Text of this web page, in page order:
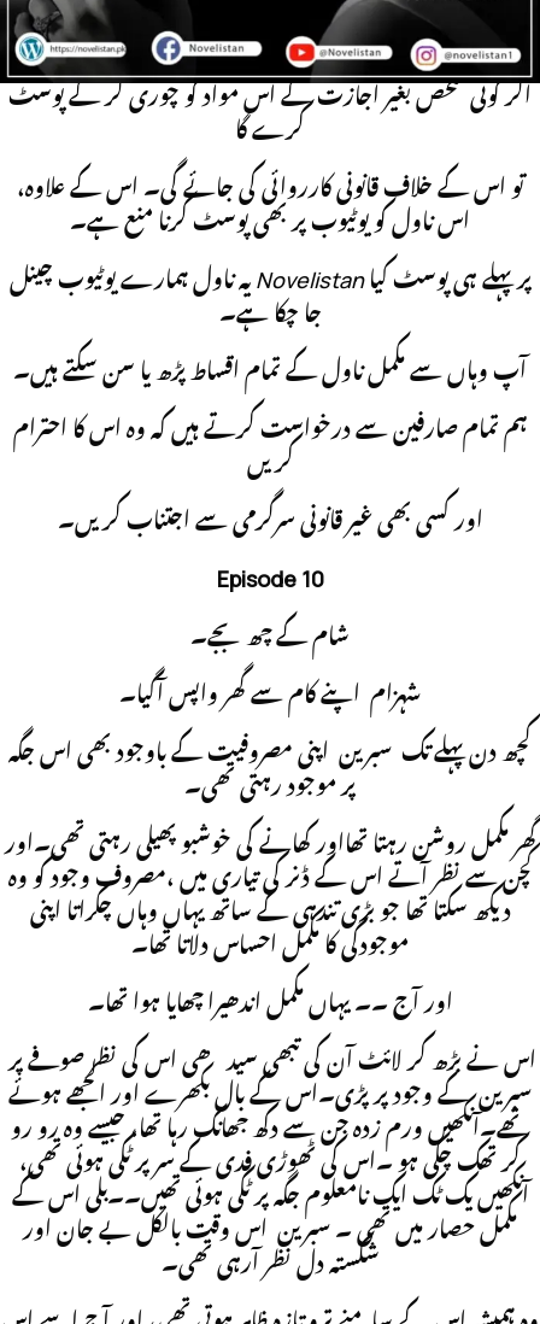
اجازت کے پوسٹ کرنا سختی سے منع ہے۔
اگر کوئی شخص بغیر اجازت کے اس مواد کو چوری کر کے پوسٹ
کرے گا
تو اس کے خلاف قانونی کارروائی کی جائے گی۔ اس کے علاوہ،
اس ناول کو یوٹیوب پر بھی پوسٹ کرنا منع ہے۔
یہ ناول ہمارے یوٹیوب چینل Novelistanپر پہلے ہی پوسٹ کیا
جا چکا ہے۔
آپ وہاں سے مکمل ناول کے تمام اقساط پڑھ یا سن سکتے ہیں۔
ہم تمام صارفین سے درخواست کرتے ہیں کہ وہ اس کا احترام
کریں
اور کسی بھی غیر قانونی سرگرمی سے اجتناب کریں۔
Episode 10
شام کے چھ بجے۔
شہزام اپنے کام سے گھر واپس آگیا۔
کچھ دن پہلے تک سبرین اپنی مصروفیت کے باوجود بھی اس جگہ
پر موجود رہتی تھی۔
گھر مکمل روشن رہتا تھااور کھانے کی خوشبو پھیلی رہتی تھی۔اور
کچن سے نظر آتے اس کے ڈنر کی تیاری میں ،مصروف وجود کو وہ
دیکھ سکتا تھا جو بڑی تندہی کے ساتھ یہاں وہاں چکراتا اپنی
موجودگی کا مکمل احساس دلاتا تھا۔
اور آج ۔۔ یہاں مکمل اندھیرا چھایا ہوا تھا۔
اس نے بڑھ کر لائٹ آن کی تبھی سیدھی اس کی نظر صوفے پر
سبرین کے وجود پر پڑی۔اس کے بال بکھرے اور الجھے ہوئے
تھے۔آنکھیں ورم زدہ جن سے دکھ جھانک رہا تھا، جیسے وہ رو رو
کر تھک چکی ہو ۔اس کی ٹھوڑی فدی کے سر پر ٹکی ہوئی تھی،
آنکھیں یک ٹک ایک نامعلوم جگہ پر ٹکی ہوئی تھیں۔۔بلی اس کے
مکمل حصار میں تھی ۔ سبرین اس وقت بالکل بے جان اور
شکستہ دل نظر آرہی تھی۔